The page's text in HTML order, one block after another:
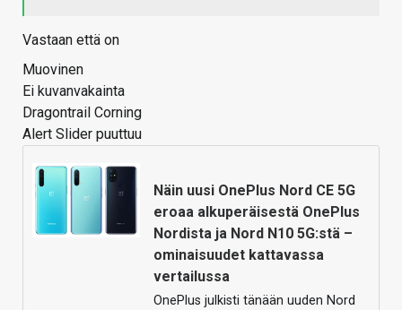
Vastaan että on
Muovinen
Ei kuvanvakainta
Dragontrail Corning
Alert Slider puuttuu
Näin uusi OnePlus Nord CE 5G
eroaa alkuperäisestä OnePlus
Nordista ja Nord N10 5G:stä –
ominaisuudet kattavassa
vertailussa
OnePlus julkisti tänään uuden Nord